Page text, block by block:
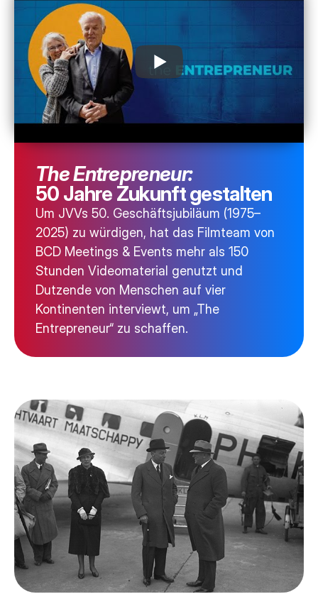
The Entrepreneur:
50 Jahre Zukunft gestalten
Um JVVs 50. Geschäfts­jubiläum (1975–
2025) zu würdigen, hat das Filmteam von
BCD Meetings & Events mehr als 150
Stunden Videomaterial genutzt und
Dutzende von Menschen auf vier
Kontinenten interviewt, um „The
Entrepreneur“ zu schaffen.